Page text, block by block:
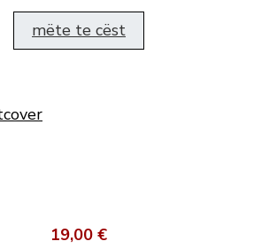
mëte te cëst
19,00 €